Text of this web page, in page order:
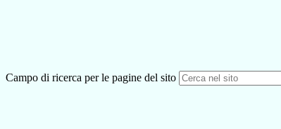
Campo di ricerca per le pagine del sito